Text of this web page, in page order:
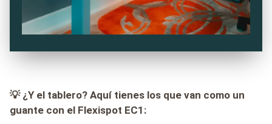
💡 ¿Y el tablero? Aquí tienes los que van como un
guante con el Flexispot EC1: